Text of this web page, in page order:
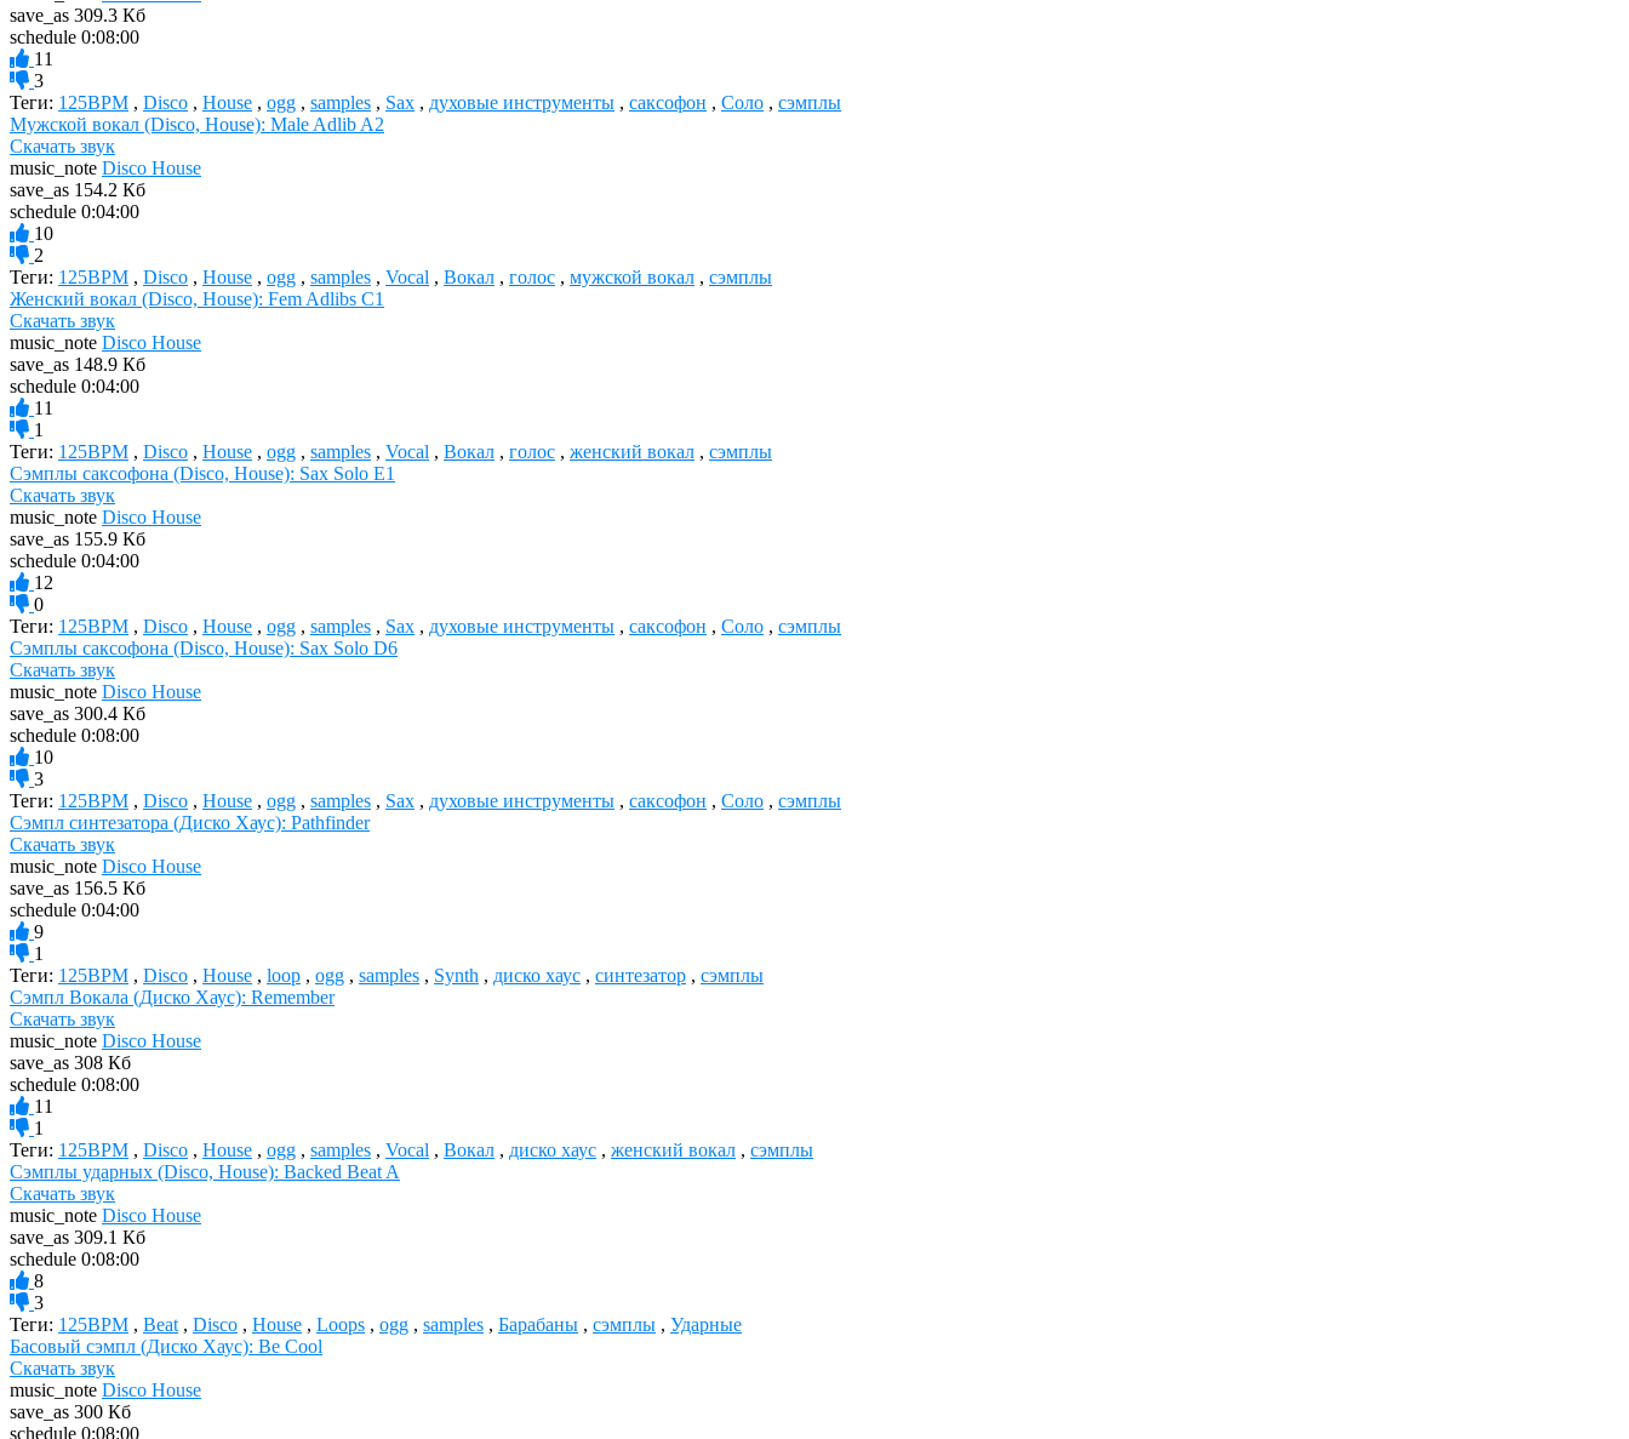
save_as 309.3 Кб
schedule 0:08:00
11
3
Теги: 125BPM , Disco , House , ogg , samples , Sax , духовые инструменты , саксофон , Соло , сэмплы
Мужской вокал (Disco, House): Male Adlib A2
Скачать звук
music_note Disco House
save_as 154.2 Кб
schedule 0:04:00
10
2
Теги: 125BPM , Disco , House , ogg , samples , Vocal , Вокал , голос , мужской вокал , сэмплы
Женский вокал (Disco, House): Fem Adlibs C1
Скачать звук
music_note Disco House
save_as 148.9 Кб
schedule 0:04:00
11
1
Теги: 125BPM , Disco , House , ogg , samples , Vocal , Вокал , голос , женский вокал , сэмплы
Сэмплы саксофона (Disco, House): Sax Solo E1
Скачать звук
music_note Disco House
save_as 155.9 Кб
schedule 0:04:00
12
0
Теги: 125BPM , Disco , House , ogg , samples , Sax , духовые инструменты , саксофон , Соло , сэмплы
Сэмплы саксофона (Disco, House): Sax Solo D6
Скачать звук
music_note Disco House
save_as 300.4 Кб
schedule 0:08:00
10
3
Теги: 125BPM , Disco , House , ogg , samples , Sax , духовые инструменты , саксофон , Соло , сэмплы
Сэмпл синтезатора (Диско Хаус): Pathfinder
Скачать звук
music_note Disco House
save_as 156.5 Кб
schedule 0:04:00
9
1
Теги: 125BPM , Disco , House , loop , ogg , samples , Synth , диско хаус , синтезатор , сэмплы
Сэмпл Вокала (Диско Хаус): Remember
Скачать звук
music_note Disco House
save_as 308 Кб
schedule 0:08:00
11
1
Теги: 125BPM , Disco , House , ogg , samples , Vocal , Вокал , диско хаус , женский вокал , сэмплы
Сэмплы ударных (Disco, House): Backed Beat A
Скачать звук
music_note Disco House
save_as 309.1 Кб
schedule 0:08:00
8
3
Теги: 125BPM , Beat , Disco , House , Loops , ogg , samples , Барабаны , сэмплы , Ударные
Басовый сэмпл (Диско Хаус): Be Cool
Скачать звук
music_note Disco House
save_as 300 Кб
schedule 0:08:00